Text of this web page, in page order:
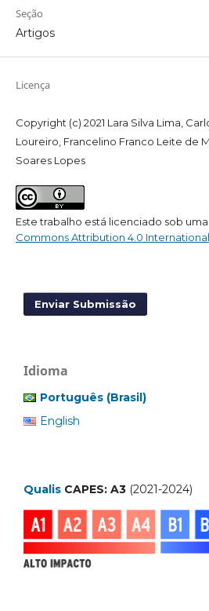
Seção
Artigos
Licença
Copyright (c) 2021 Lara Silva Lima,
Loureiro, Francelino Franco Leite de
Soares Lopes
Este trabalho está licenciado sob
Commons Attribution 4.0
Enviar Submissão
Idioma
Português (Brasil)
English
Qualis CAPES: A3 (2021-2024)